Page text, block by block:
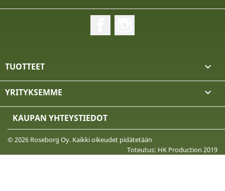
TUOTTEET 
YRITYKSEMME 
KAUPAN YHTEYSTIEDOT
© 2026 Roseborg Oy. Kaikki oikeudet pidätetään
Toteutus: HK Production 2019